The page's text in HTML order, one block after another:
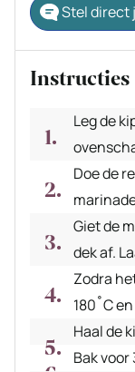
Stel direct
Instructies
Leg de
Doe de
Giet de
dek af.
Zodra
180˚C
Haal de
Bak